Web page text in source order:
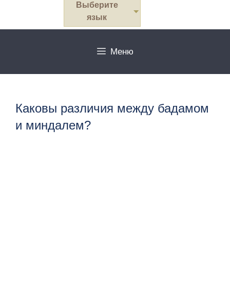
Выберите
язык
Меню
Каковы различия между бадамом
и миндалем?